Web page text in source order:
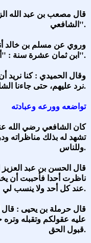
قال مصعب بن عبد الله
الشافعي".
وروي عن مسلم بن خالد
ابن ثمان عشرة سنة : "أفت أبا عبد الله فقد آن لك أن تفتي".
وقال الحميدي : كنا
نرد عليهم، حتى جاءنا الشافعي ففتح لنا.
تواضعه وورعه وعبادته
كان الشافعي رضي الله
تشهد له بذلك مناظراته
وللناس.
قال الحسن بن عبد
ناظرت أحدا فأحببت أن
عند كل أحد ولا ينسب لي.
قال حرملة بن يحيى :
عليه عقولكم وتقبله
قبول الحق.